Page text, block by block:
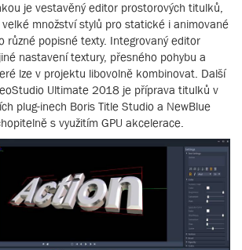
je vestavěný editor prostorových titulků,
množství stylů pro statické i animované
různé popisné texty. Integrovaný editor
nastavení textury, přesného pohybu a
lze v projektu libovolně kombinovat. Další
Ultimate 2018 je příprava titulků v
plug-inech Boris Title Studio a NewBlue
s využitím GPU akcelerace.